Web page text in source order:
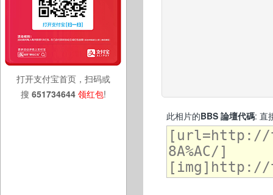
打开支付宝首页，扫码或
搜 651734644 领红包!
此相片的BBS 論壇代碼: 直